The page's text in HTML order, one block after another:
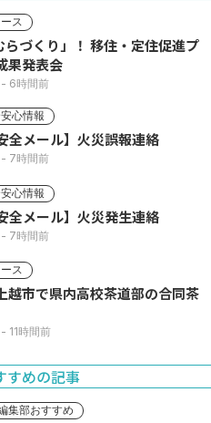
ス
らづくり」！ 移住・定住促進プ
果発表会
- 6時間前
心情報
全メール】火災誤報連絡
- 7時間前
心情報
全メール】火災発生連絡
- 7時間前
ス
越市で県内高校茶道部の合同茶
- 11時間前
すめの記事
集部おすすめ